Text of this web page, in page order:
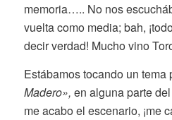
memoria….. No nos
vuelta como media; bah,
decir verdad! Mucho vino
Estábamos tocando un tema
Madero», en alguna parte
me acabo el escenario, ¡me